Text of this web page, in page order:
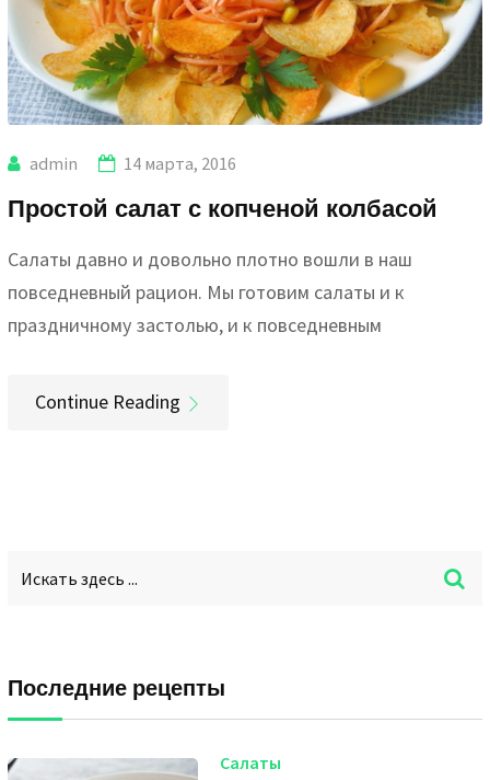
admin 14 марта, 2016
Простой салат с копченой колбасой
Салаты давно и довольно плотно вошли в наш
повседневный рацион. Мы готовим салаты и к
праздничному застолью, и к повседневным
Continue Reading
Последние рецепты
Салаты